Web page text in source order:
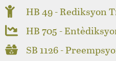
HB 49 - Rediksyon
HB 705 -
SB 1126 -